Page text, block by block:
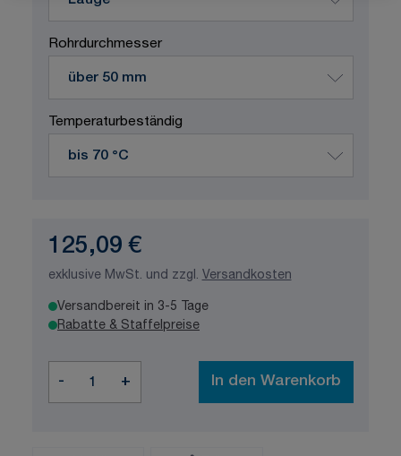
Rohrdurchmesser
Temperaturbeständig
125,09 €
exklusive MwSt. und zzgl. Versandkosten
Versandbereit in 3-5 Tage
Rabatte & Staffelpreise
- + In den Warenkorb